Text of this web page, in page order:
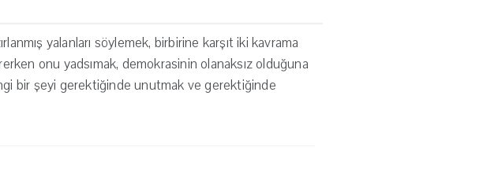
yalanları söylemek, birbirine karşıt iki kavrama
onu yadsımak, demokrasinin olanaksız olduğuna
bir şeyi gerektiğinde unutmak ve gerektiğinde